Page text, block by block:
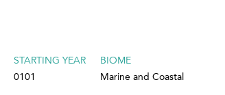
STARTING YEAR
0101
BIOME
Marine and Coastal